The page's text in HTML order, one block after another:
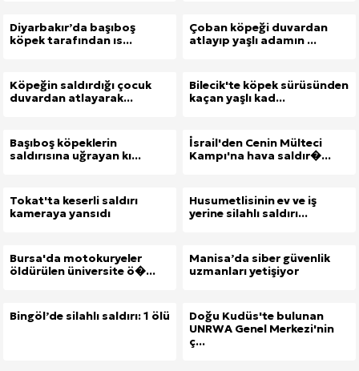
Diyarbakır’da başıboş
köpek tarafından ıs...
Çoban köpeği duvardan
atlayıp yaşlı adamın ...
Köpeğin saldırdığı çocuk
duvardan atlayarak...
Bilecik'te köpek sürüsünden
kaçan yaşlı kad...
Başıboş köpeklerin
saldırısına uğrayan kı...
İsrail'den Cenin Mülteci
Kampı'na hava saldır�...
Tokat'ta keserli saldırı
kameraya yansıdı
Husumetlisinin ev ve iş
yerine silahlı saldırı...
Bursa'da motokuryeler
öldürülen üniversite ö�...
Manisa’da siber güvenlik
uzmanları yetişiyor
Bingöl’de silahlı saldırı: 1 ölü
Doğu Kudüs'te bulunan
UNRWA Genel Merkezi'nin
ç...
Site İçi (On-Page) SEO Hizmeti: Web Sitenizin
Dar Tavanlı Alanlar İçin Oval Hava Kanalı Avantajları